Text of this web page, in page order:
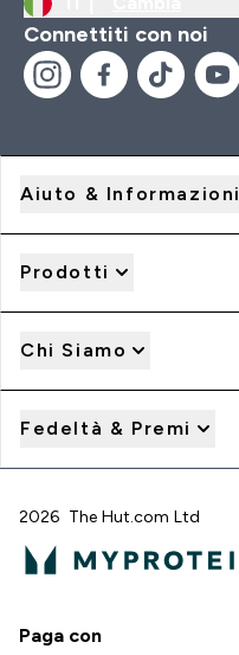
Connettiti con noi
Aiuto & Informazioni
Prodotti
Chi Siamo
Fedeltà & Premi
2026 The Hut.com Ltd
Paga con